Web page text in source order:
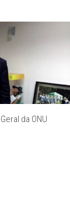
da ONU